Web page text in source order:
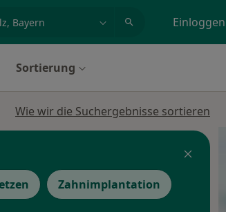
Einloggen
Sortierung
Wie wir die Suchergebnisse sortieren
Zahnimplantation